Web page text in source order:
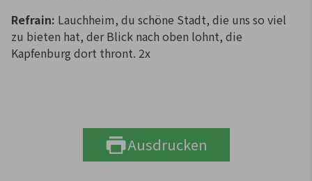
Refrain: Lauchheim, du schöne Stadt, die uns so viel
zu bieten hat, der Blick nach oben lohnt, die
Kapfenburg dort thront. 2x
Ausdrucken